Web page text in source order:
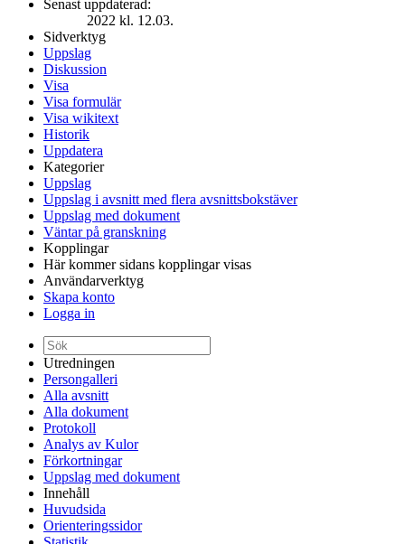
Senast uppdaterad:
2022 kl. 12.03.
Sidverktyg
Uppslag
Diskussion
Visa
Visa formulär
Visa wikitext
Historik
Uppdatera
Kategorier
Uppslag
Uppslag i avsnitt med flera avsnittsbokstäver
Uppslag med dokument
Väntar på granskning
Kopplingar
Här kommer sidans kopplingar visas
Användarverktyg
Skapa konto
Logga in
Utredningen
Persongalleri
Alla avsnitt
Alla dokument
Protokoll
Analys av Kulor
Förkortningar
Uppslag med dokument
Innehåll
Huvudsida
Orienteringssidor